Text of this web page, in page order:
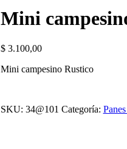
Mini
$3.100,00
Mini campesino Rustico
SKU: 34@101 Categoría: